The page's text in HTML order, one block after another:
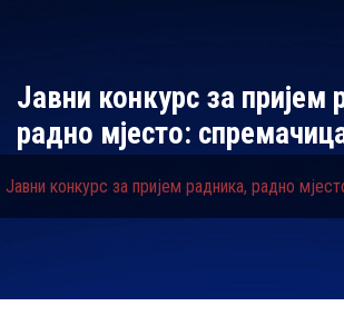
Јавни конкурс за пријем
радно мјесто:
Јавни конкурс за пријем радника, радно